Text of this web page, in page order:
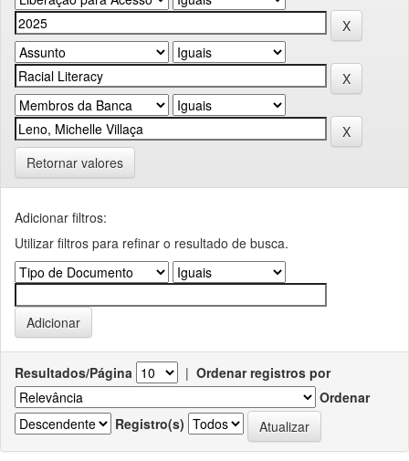
Retornar valores
Adicionar filtros:
Utilizar filtros para refinar o resultado de busca.
Resultados/Página | Ordenar registros por
Ordenar
Registro(s)